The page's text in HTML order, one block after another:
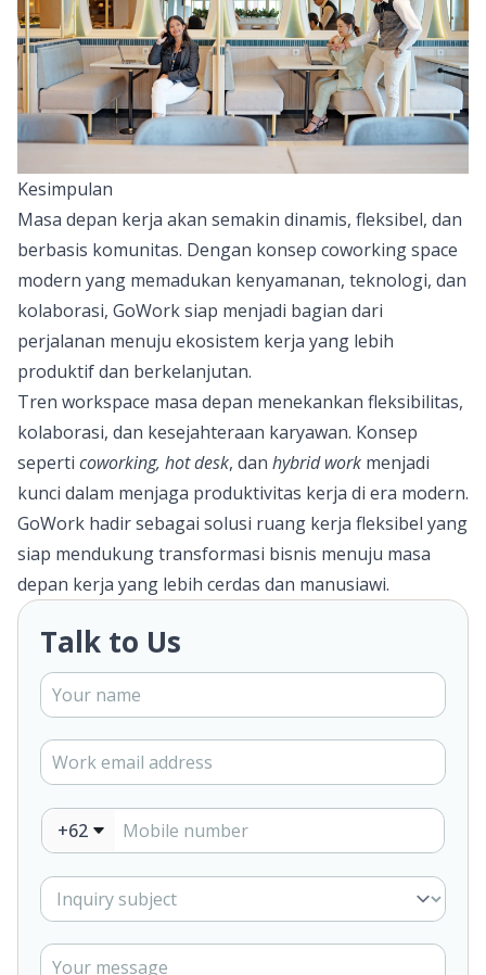
Kesimpulan
Masa depan kerja akan semakin dinamis, fleksibel, dan
berbasis komunitas. Dengan konsep coworking space
modern yang memadukan kenyamanan, teknologi, dan
kolaborasi, GoWork siap menjadi bagian dari
perjalanan menuju ekosistem kerja yang lebih
produktif dan berkelanjutan.
Tren workspace masa depan menekankan fleksibilitas,
kolaborasi, dan kesejahteraan karyawan. Konsep
seperti coworking, hot desk, dan hybrid work menjadi
kunci dalam menjaga produktivitas kerja di era modern.
GoWork hadir sebagai solusi ruang kerja fleksibel yang
siap mendukung transformasi bisnis menuju masa
depan kerja yang lebih cerdas dan manusiawi.
Talk to Us
+62